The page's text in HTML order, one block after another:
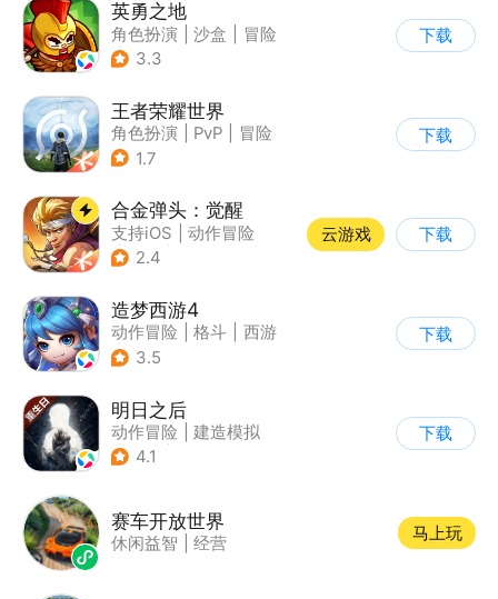
英勇之地
角色扮演 沙盒
冒险
| steam游戏
3.3
下载
王者荣耀世界
角色扮演 PvP
冒险
| 开放世界
1.7
下载
合金弹头：觉醒
支持iOS
动作冒险
| 射击
2.4
云游戏 下载
造梦西游4
动作冒险 格斗
西游
| 横版过关
3.5
下载
明日之后
动作冒险
建造模拟
| 丧尸
4.1
下载
赛车开放世界
休闲益智 经营
马上玩